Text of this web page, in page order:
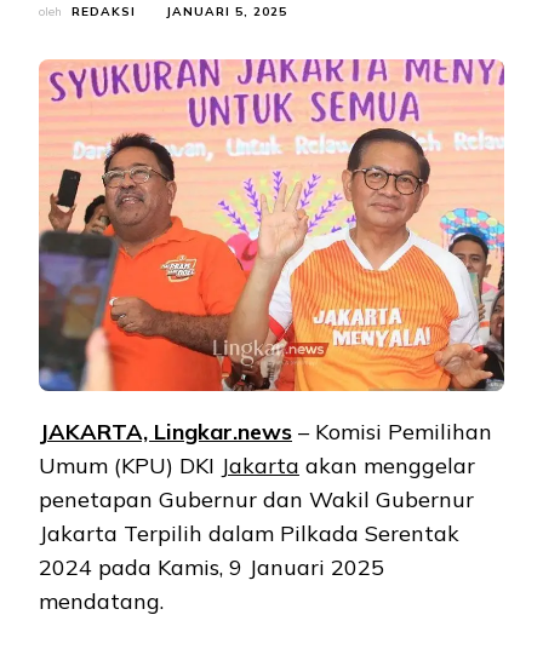
oleh REDAKSI JANUARI 5, 2025
JAKARTA, Lingkar.news – Komisi Pemilihan
Umum (KPU) DKI Jakarta akan menggelar
penetapan Gubernur dan Wakil Gubernur
Jakarta Terpilih dalam Pilkada Serentak
2024 pada Kamis, 9 Januari 2025
mendatang.